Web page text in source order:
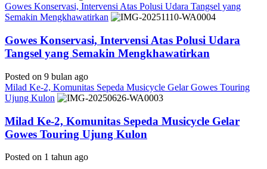
Gowes Konservasi, Intervensi Atas Polusi Udara Tangsel yang
Semakin Mengkhawatirkan
Gowes Konservasi, Intervensi Atas Polusi Udara
Tangsel yang Semakin Mengkhawatirkan
Posted on 9 bulan ago
Milad Ke-2, Komunitas Sepeda Musicycle Gelar Gowes Touring
Ujung Kulon
Milad Ke-2, Komunitas Sepeda Musicycle Gelar
Gowes Touring Ujung Kulon
Posted on 1 tahun ago